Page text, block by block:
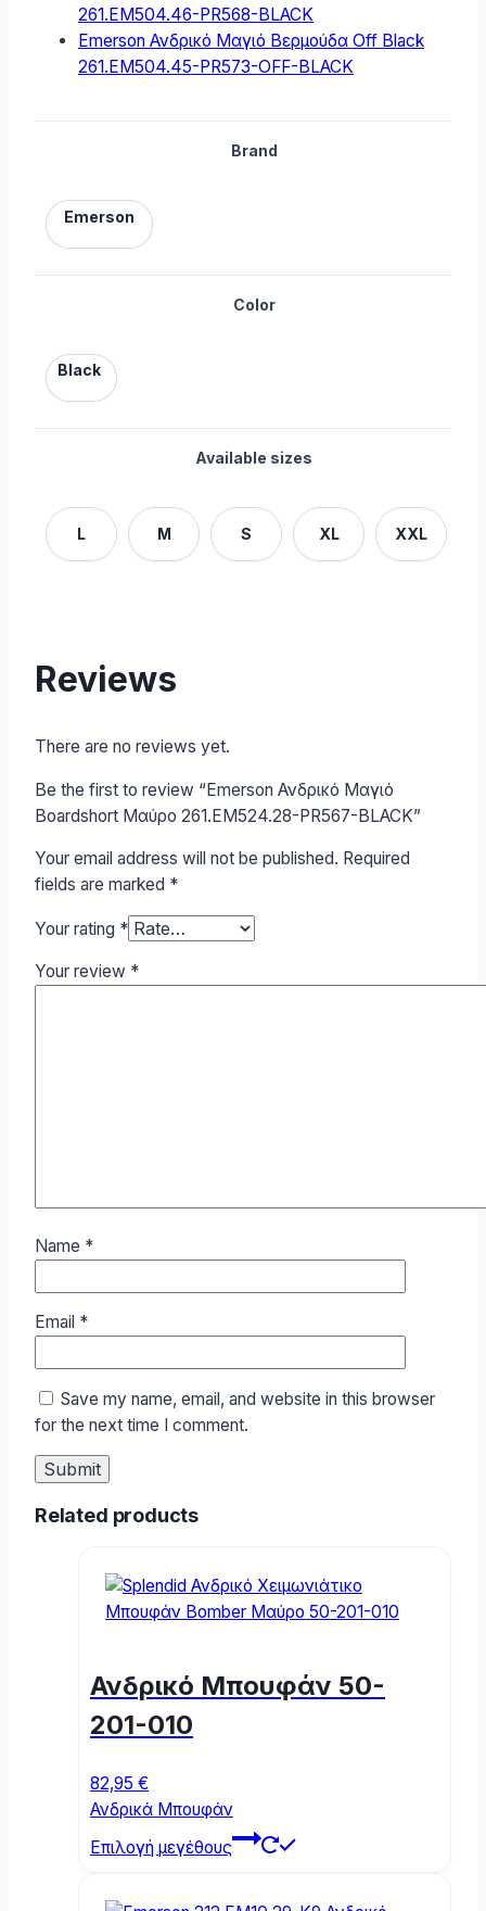
261.EM504.46-PR568-BLACK
Emerson Ανδρικό Μαγιό Βερμούδα Off Black
261.EM504.45-PR573-OFF-BLACK
Brand
Emerson
Color
Black
Available sizes
L M S XL XXL
Reviews
There are no reviews yet.
Be the first to review “Emerson Ανδρικό Μαγιό
Boardshort Μαύρο 261.EM524.28-PR567-BLACK”
Your email address will not be published. Required
fields are marked *
Your rating *
Your review *
Name *
Email *
Save my name, email, and website in this browser
for the next time I comment.
Related products
Ανδρικό Μπουφάν 50-
201-010
82,95 €
Ανδρικά Μπουφάν
Επιλογή μεγέθους
This